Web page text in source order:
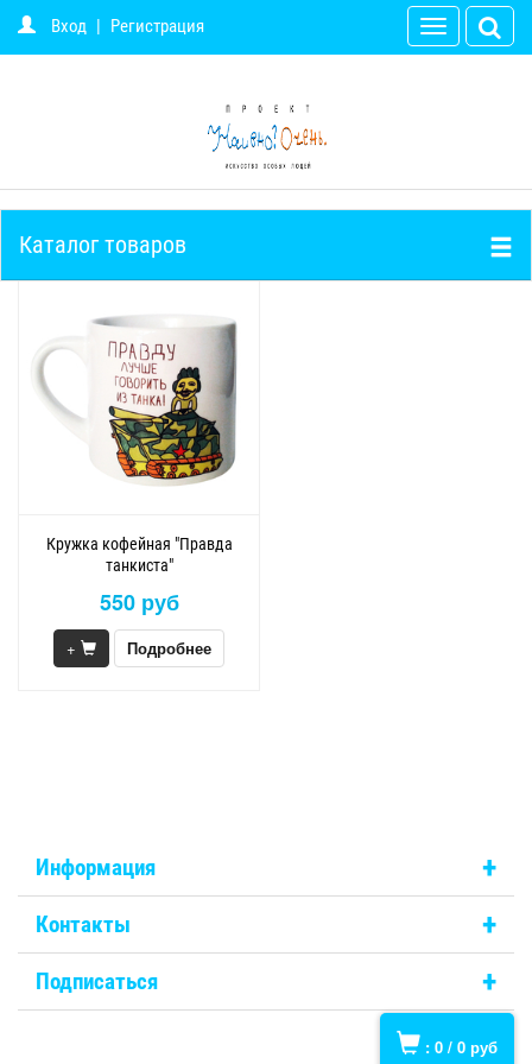
: 0 / 0 руб
Вход | Регистрация
Toggle
navigation
Каталог товаров
Кружка кофейная "Правда
танкиста"
550 руб
+ Подробнее
Информация +
Контакты +
Подписаться +